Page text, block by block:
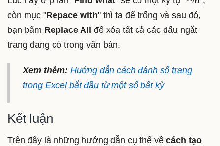
còn mục "Repace with" thì ta để trống và sau đó,
bạn bấm Replace All
để xóa tất cả các dấu ngắt
trang đang có trong văn bản.
Xem thêm: Hướng dẫn cách đánh số trang
trong Excel bắt đầu từ một số bất kỳ
Kết luận
Trên đây là những hướng dẫn cụ thể về cách tạo